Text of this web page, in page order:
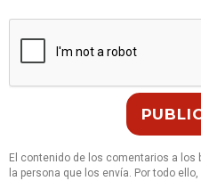
El contenido de los comentarios a
la persona que los envía. Por todo